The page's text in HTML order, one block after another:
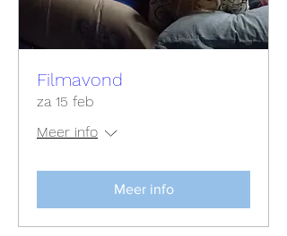
Filmavond
za 15 feb
Meer info
Meer info